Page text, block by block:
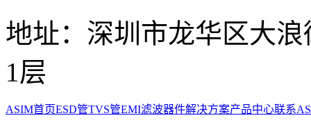
地址： 深圳市龙华区大
1层
ASIM首页ESD管TVS管EMI滤波器件解决方案产品中心联系